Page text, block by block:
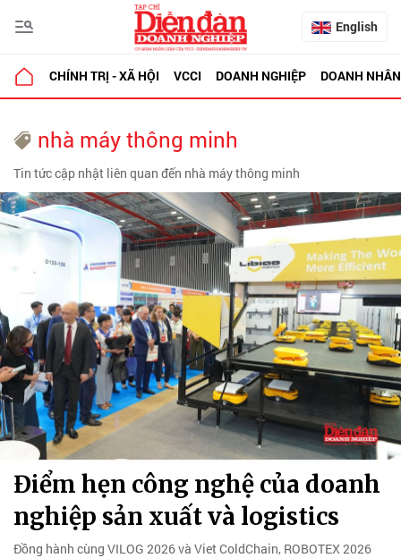
English
CHÍNH TRỊ - XÃ HỘI VCCI DOANH NGHIỆP DOANH NHÂN
nhà máy thông minh
Tin tức cập nhật liên quan đến nhà máy thông minh
Điểm hẹn công nghệ của doanh
nghiệp sản xuất và logistics
Đồng hành cùng VILOG 2026 và Viet ColdChain, ROBOTEX 2026